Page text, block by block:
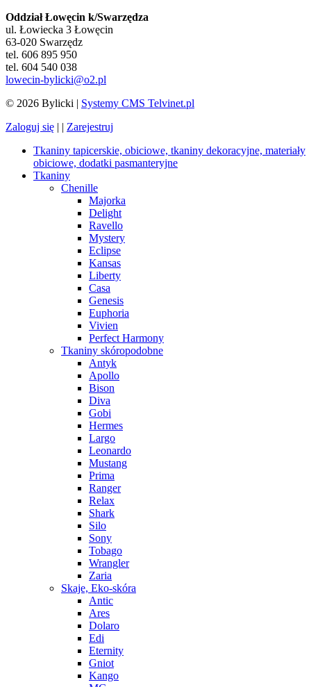
Oddział Łowęcin k/Swarzędza
ul. Łowiecka 3 Łowęcin
63-020 Swarzędz
tel. 606 895 950
tel. 604 540 038
lowecin-bylicki@o2.pl
© 2026 Bylicki | Systemy CMS Telvinet.pl
Zaloguj się | | Zarejestruj
Tkaniny tapicerskie, obiciowe, tkaniny dekoracyjne, materiały
obiciowe, dodatki pasmanteryjne
Tkaniny
Chenille
Majorka
Delight
Ravello
Mystery
Eclipse
Kansas
Liberty
Casa
Genesis
Euphoria
Vivien
Perfect Harmony
Tkaniny skóropodobne
Antyk
Apollo
Bison
Diva
Gobi
Hermes
Largo
Leonardo
Mustang
Prima
Ranger
Relax
Shark
Silo
Sony
Tobago
Wrangler
Zaria
Skaje, Eko-skóra
Antic
Ares
Dolaro
Edi
Eternity
Gniot
Kango